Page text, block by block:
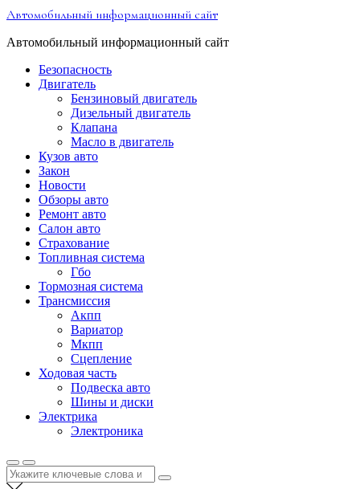
Перейти
содержимому
Автомобильный информационный сайт
Автомобильный информационный сайт
Безопасность
Двигатель
Бензиновый двигатель
Дизельный двигатель
Клапана
Масло в двигатель
Кузов авто
Закон
Новости
Обзоры авто
Ремонт авто
Салон авто
Страхование
Топливная система
Гбо
Тормозная система
Трансмиссия
Акпп
Вариатор
Мкпп
Сцепление
Ходовая часть
Подвеска авто
Шины и диски
Электрика
Электроника
Найти: